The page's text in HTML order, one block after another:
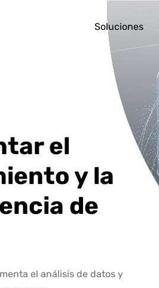
Soluciones
el
y la
de
el análisis de datos y